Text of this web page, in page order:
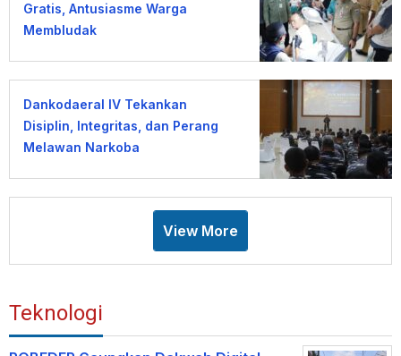
Gratis, Antusiasme Warga
Membludak
Dankodaeral IV Tekankan
Disiplin, Integritas, dan Perang
Melawan Narkoba
View More
Teknologi